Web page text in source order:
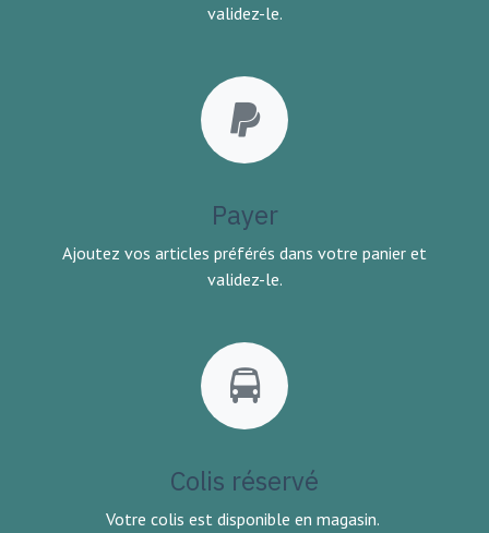
validez-le.
Payer
Ajoutez vos articles préférés dans votre panier et
validez-le.
Colis réservé
Votre colis est disponible en magasin.